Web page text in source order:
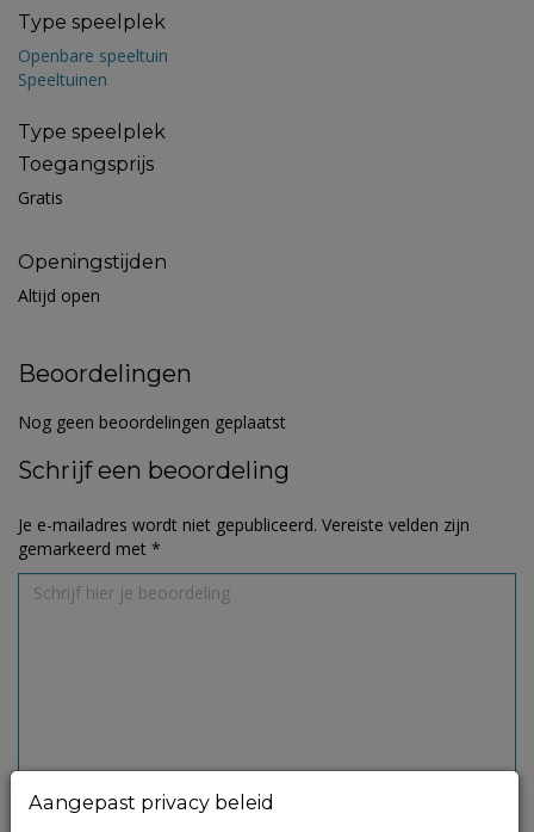
Type speelplek
Openbare speeltuin
Speeltuinen
Type speelplek
Toegangsprijs
Gratis
Openingstijden
Altijd open
Beoordelingen
Nog geen beoordelingen geplaatst
Schrijf een beoordeling
Je e-mailadres wordt niet gepubliceerd. Vereiste velden zijn
gemarkeerd met *
Aangepast privacy beleid